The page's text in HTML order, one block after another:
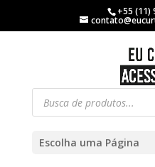
+55 (11)
Escolha uma Página